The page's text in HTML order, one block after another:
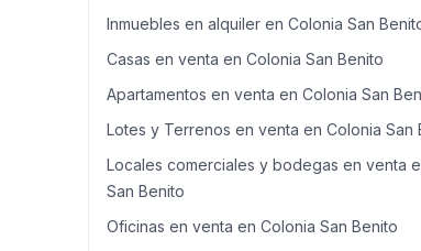
Inmuebles en alquiler en Colonia San
Casas en venta en Colonia San Benito
Apartamentos en venta en Colonia San
Lotes y Terrenos en venta en Colonia San
Locales comerciales y bodegas en venta
San Benito
Oficinas en venta en Colonia San Benito